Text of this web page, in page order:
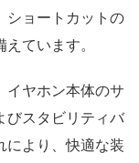
ショートカットの
ています。
イヤホン本体のサ
びスタビリティバ
により、快適な装